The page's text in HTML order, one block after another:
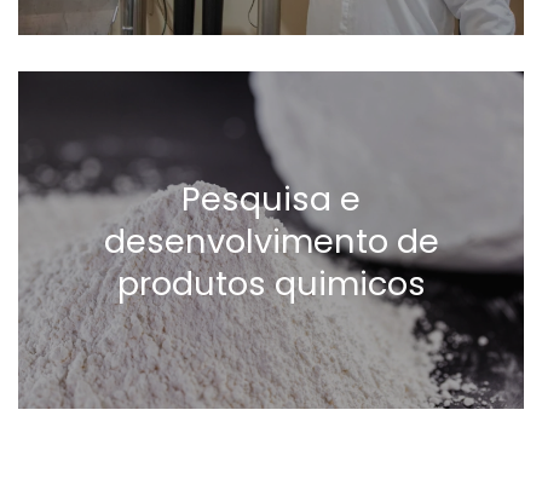
Pesquisa e
desenvolvimento de
produtos quimicos